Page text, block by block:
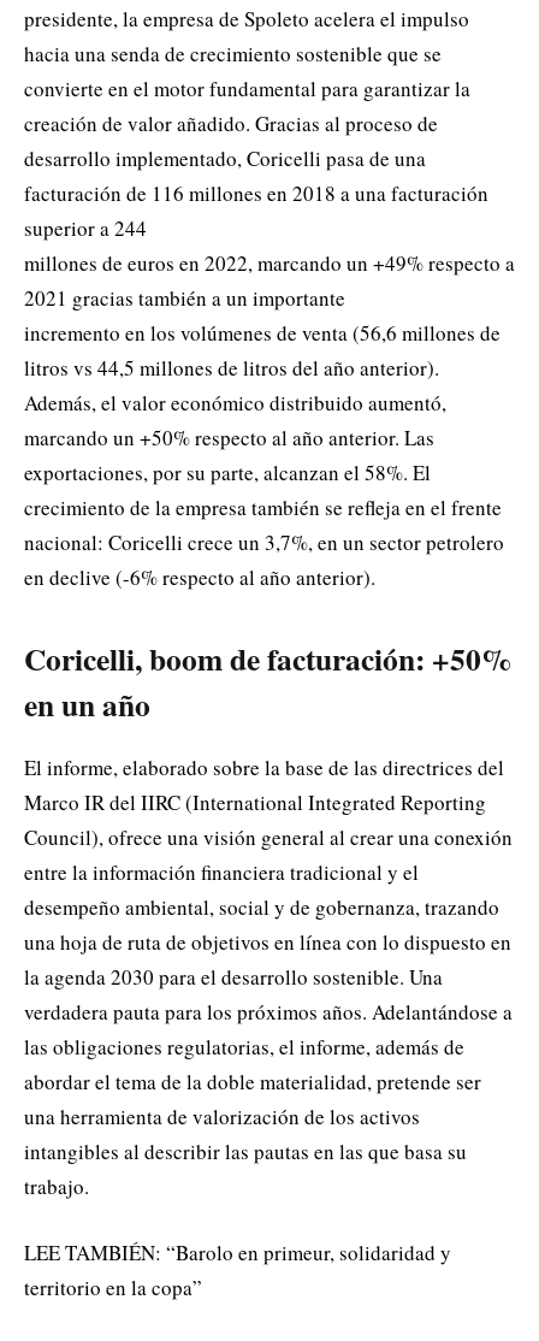
presidente, la empresa de Spoleto acelera el impulso
hacia una senda de crecimiento sostenible que se
convierte en el motor fundamental para garantizar la
creación de valor añadido. Gracias al proceso de
desarrollo implementado, Coricelli pasa de una
facturación de 116 millones en 2018 a una facturación
superior a 244
millones de euros en 2022, marcando un +49% respecto a
2021 gracias también a un importante
incremento en los volúmenes de venta (56,6 millones de
litros vs 44,5 millones de litros del año anterior).
Además, el valor económico distribuido aumentó,
marcando un +50% respecto al año anterior. Las
exportaciones, por su parte, alcanzan el 58%. El
crecimiento de la empresa también se refleja en el frente
nacional: Coricelli crece un 3,7%, en un sector petrolero
en declive (-6% respecto al año anterior).
Coricelli, boom de facturación: +50%
en un año
El informe, elaborado sobre la base de las directrices del
Marco IR del IIRC (International Integrated Reporting
Council), ofrece una visión general al crear una conexión
entre la información financiera tradicional y el
desempeño ambiental, social y de gobernanza, trazando
una hoja de ruta de objetivos en línea con lo dispuesto en
la agenda 2030 para el desarrollo sostenible. Una
verdadera pauta para los próximos años. Adelantándose a
las obligaciones regulatorias, el informe, además de
abordar el tema de la doble materialidad, pretende ser
una herramienta de valorización de los activos
intangibles al describir las pautas en las que basa su
trabajo.
LEE TAMBIÉN: “Barolo en primeur, solidaridad y
territorio en la copa”